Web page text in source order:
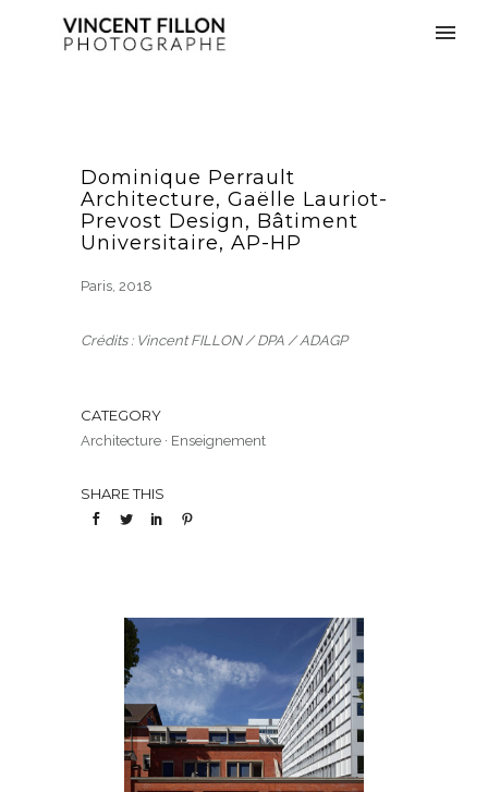
Dominique Perrault
Architecture, Gaëlle Lauriot-
Prevost Design, Bâtiment
Universitaire, AP-HP
Paris, 2018
Crédits : Vincent FILLON / DPA / ADAGP
CATEGORY
Architecture · Enseignement
SHARE THIS